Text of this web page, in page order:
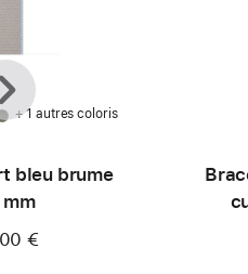
+ 1 autres coloris
bleu brume
€